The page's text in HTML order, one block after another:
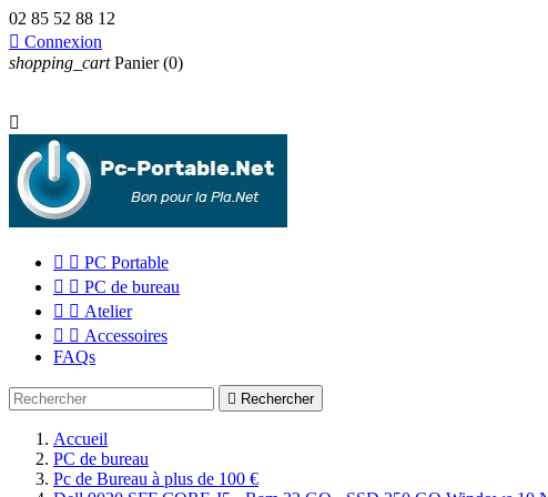
02 85 52 88 12
 Connexion
shopping_cart Panier (0)

  PC Portable
  PC de bureau
  Atelier
  Accessoires
FAQs
 Rechercher
Accueil
PC de bureau
Pc de Bureau à plus de 100 €